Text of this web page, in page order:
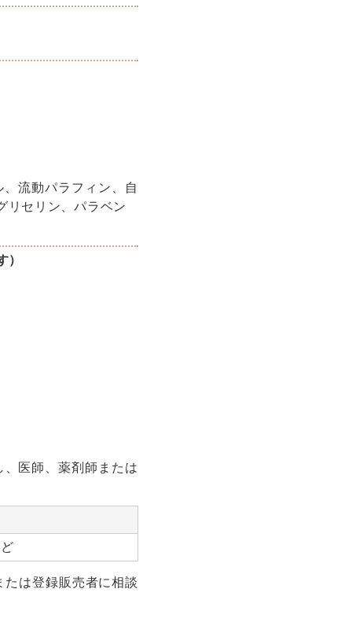
流動パラフィン、自
リセリン、パラベン
）
医師、薬剤師または
は登録販売者に相談